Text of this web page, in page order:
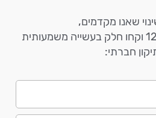
שאנו מקדמים,
הצטרפו לקהילה של 121 וקחו חלק בעשייה משמעותית
חברתי: